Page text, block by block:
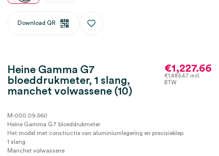
Download QR
Heine Gamma G7
bloeddrukmeter, 1 slang,
manchet volwassene (10)
€1,227.66
€1,485.47 incl.
BTW
M-000.09.560
Heine Gamma G7 bloeddrukmeter
Het model met constructie van aluminiumlegering en precisieklep
1 slang
Manchet volwassene